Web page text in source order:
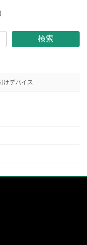
検索
けデバイス